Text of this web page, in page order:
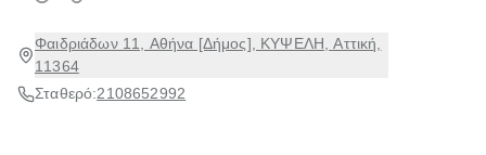
Φαιδριάδων 11, Αθήνα [Δήμος], ΚΥΨΕΛΗ, Αττική,
11364
Σταθερό:2108652992